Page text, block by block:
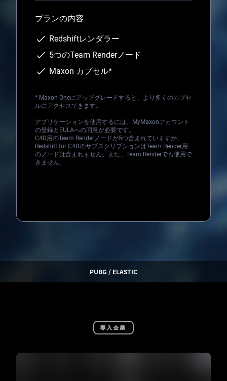
PUBG / ELASTIC
プランの内容
Redshiftレンダラー
5つのTeam Renderノード
Maxon カプセル*
* Maxon Oneにアップグレードすると、より多くのカプセ
ルにアクセスできます。
アプリケーションを使用するには、MyMaxonアカウント
の登録とEULAへの同意が必要です。
C4D用のTeam Renderノードが5つ含まれていますが、
Redshift for C4DのサブスクリプションはTeam Render用
のノードは含まれません。また、Team Renderでも使用で
きません。
導入企業